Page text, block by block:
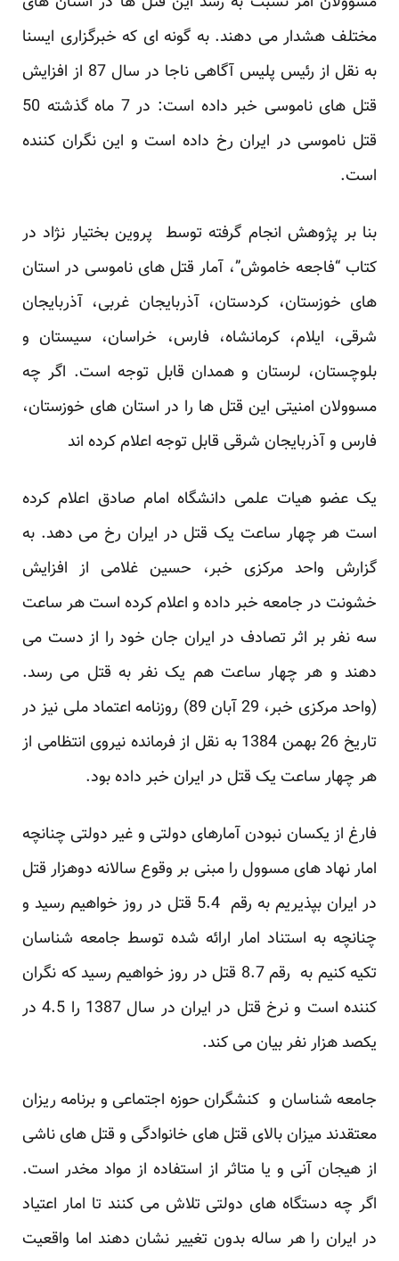
مختلف هشدار می دهند. به گونه ای که خبرگزاری ایسنا
به نقل از رئیس پلیس آگاهی ناجا در سال 87 از افزایش
قتل های ناموسی خبر داده است: در 7 ماه گذشته 50
قتل ناموسی در ایران رخ داده است و این نگران کننده
است.
بنا بر پژوهش انجام گرفته توسط پروین بختیار نژاد در
کتاب “فاجعه خاموش”، آمار قتل های ناموسی در استان
های خوزستان، کردستان، آذربایجان غربی، آذربایجان
شرقی، ایلام، کرمانشاه، فارس، خراسان، سیستان و
بلوچستان، لرستان و همدان قابل توجه است. اگر چه
مسوولان امنیتی این قتل ها را در استان های خوزستان،
فارس و آذربایجان شرقی قابل توجه اعلام کرده اند
یک عضو هیات علمی دانشگاه امام صادق اعلام کرده
است هر چهار ساعت یک قتل در ایران رخ می دهد. به
گزارش واحد مرکزی خبر، حسین غلامی از افزایش
خشونت در جامعه خبر داده و اعلام کرده است هر ساعت
سه نفر بر اثر تصادف در ایران جان خود را از دست می
دهند و هر چهار ساعت هم یک نفر به قتل می رسد.
(واحد مرکزی خبر، 29 آبان 89) روزنامه اعتماد ملی نیز در
تاریخ 26 بهمن 1384 به نقل از فرمانده نیروی انتظامی از
هر چهار ساعت یک قتل در ایران خبر داده بود.
فارغ از یکسان نبودن آمارهای دولتی و غیر دولتی چنانچه
امار نهاد های مسوول را مبنی بر وقوع سالانه دوهزار قتل
در ایران بپذیریم به رقم 5.4 قتل در روز خواهیم رسید و
چنانچه به استناد امار ارائه شده توسط جامعه شناسان
تکیه کنیم به رقم 8.7 قتل در روز خواهیم رسید که نگران
کننده است و نرخ قتل در ایران در سال 1387 را 4.5 در
یکصد هزار نفر بیان می کند.
جامعه شناسان و کنشگران حوزه اجتماعی و برنامه ریزان
معتقدند میزان بالای قتل های خانوادگی و قتل های ناشی
از هیجان آنی و یا متاثر از استفاده از مواد مخدر است.
اگر چه دستگاه های دولتی تلاش می کنند تا امار اعتیاد
در ایران را هر ساله بدون تغییر نشان دهند اما واقعیت